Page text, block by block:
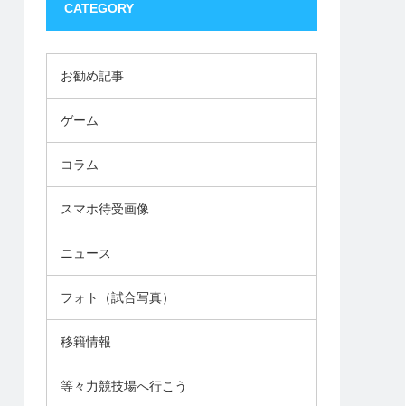
CATEGORY
お勧め記事
ゲーム
コラム
スマホ待受画像
ニュース
フォト（試合写真）
移籍情報
等々力競技場へ行こう